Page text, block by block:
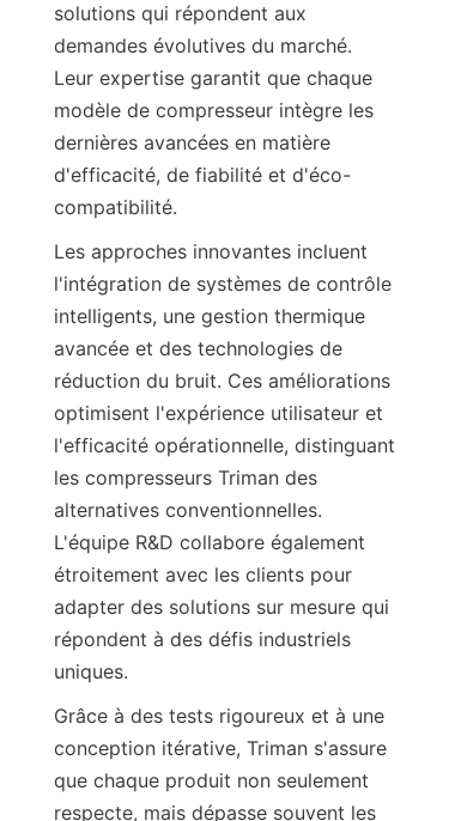
solutions qui répondent aux
demandes évolutives du marché.
Leur expertise garantit que chaque
modèle de compresseur intègre les
dernières avancées en matière
d'efficacité, de fiabilité et d'éco-
Les approches innovantes incluent
l'intégration de systèmes de contrôle
intelligents, une gestion thermique
avancée et des technologies de
réduction du bruit. Ces améliorations
optimisent l'expérience utilisateur et
l'efficacité opérationnelle, distinguant
les compresseurs Triman des
alternatives conventionnelles.
L'équipe R&D collabore également
étroitement avec les clients pour
adapter des solutions sur mesure qui
répondent à des défis industriels
Grâce à des tests rigoureux et à une
conception itérative, Triman s'assure
que chaque produit non seulement
respecte, mais dépasse souvent les